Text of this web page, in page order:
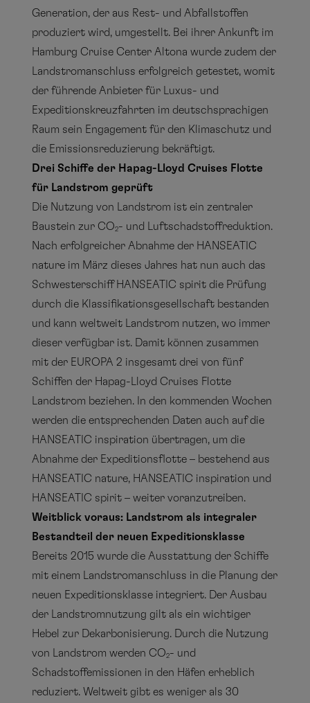
Generation, der aus Rest- und Abfallstoffen
produziert wird, umgestellt. Bei ihrer Ankunft im
Hamburg Cruise Center Altona wurde zudem der
Landstromanschluss erfolgreich getestet, womit
der führende Anbieter für Luxus- und
Expeditionskreuzfahrten im deutschsprachigen
Raum sein Engagement für den Klimaschutz und
die Emissionsreduzierung bekräftigt.
Drei Schiffe der Hapag-Lloyd Cruises Flotte
für Landstrom geprüft
Die Nutzung von Landstrom ist ein zentraler
Baustein zur CO2- und Luftschadstoffreduktion.
Nach erfolgreicher Abnahme der HANSEATIC
nature im März dieses Jahres hat nun auch das
Schwesterschiff HANSEATIC spirit die Prüfung
durch die Klassifikationsgesellschaft bestanden
und kann weltweit Landstrom nutzen, wo immer
dieser verfügbar ist. Damit können zusammen
mit der EUROPA 2 insgesamt drei von fünf
Schiffen der Hapag-Lloyd Cruises Flotte
Landstrom beziehen. In den kommenden Wochen
werden die entsprechenden Daten auch auf die
HANSEATIC inspiration übertragen, um die
Abnahme der Expeditionsflotte – bestehend aus
HANSEATIC nature, HANSEATIC inspiration und
HANSEATIC spirit – weiter voranzutreiben.
Weitblick voraus: Landstrom als integraler
Bestandteil der neuen Expeditionsklasse
Bereits 2015 wurde die Ausstattung der Schiffe
mit einem Landstromanschluss in die Planung der
neuen Expeditionsklasse integriert. Der Ausbau
der Landstromnutzung gilt als ein wichtiger
Hebel zur Dekarbonisierung. Durch die Nutzung
von Landstrom werden CO2- und
Schadstoffemissionen in den Häfen erheblich
reduziert. Weltweit gibt es weniger als 30